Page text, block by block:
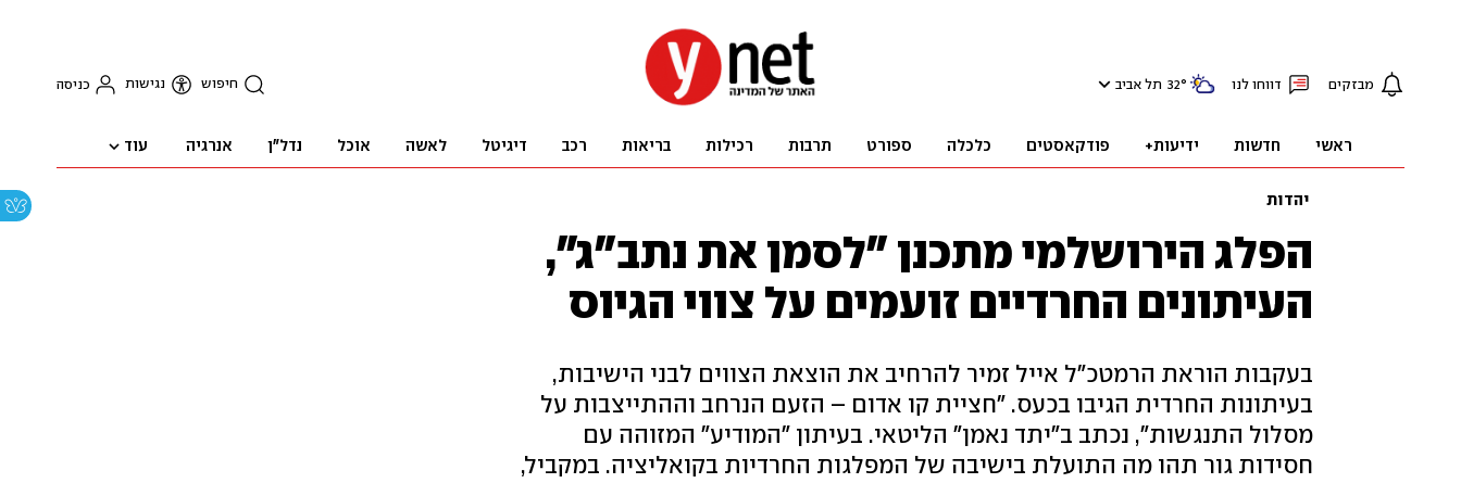
מבזקים דווחו לנו 32° תל אביב חיפוש נגישות כניסה
ראשי חדשות ידיעות+ פודקאסטים כלכלה ספורט תרבות רכילות בריאות רכב דיגיטל לאשה אוכל נדל"ן אנרגיה עוד
יהדות
הפלג הירושלמי מתכנן "לסמן את נתב"ג",
העיתונים החרדיים זועמים על צווי הגיוס
בעקבות הוראת הרמטכ"ל אייל זמיר להרחיב את הוצאת הצווים לבני הישיבות,
בעיתונות החרדית הגיבו בכעס. "חציית קו אדום – הזעם הנרחב וההתייצבות על
מסלול התנגשות", נכתב ב"יתד נאמן" הליטאי. בעיתון "המודיע" המזוהה עם
חסידות גור תהו מה התועלת בישיבה של המפלגות החרדיות בקואליציה. במקביל,